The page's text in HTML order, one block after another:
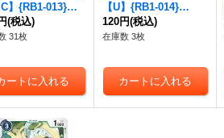
】{RB1-013}
(税込)
31枚
【U】{RB1-014}
《青》
120円(税込)
在庫数 3枚